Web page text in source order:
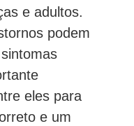
e adultos.
podem
eles para
e um